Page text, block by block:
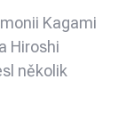
Kagami
Hiroshi
několik